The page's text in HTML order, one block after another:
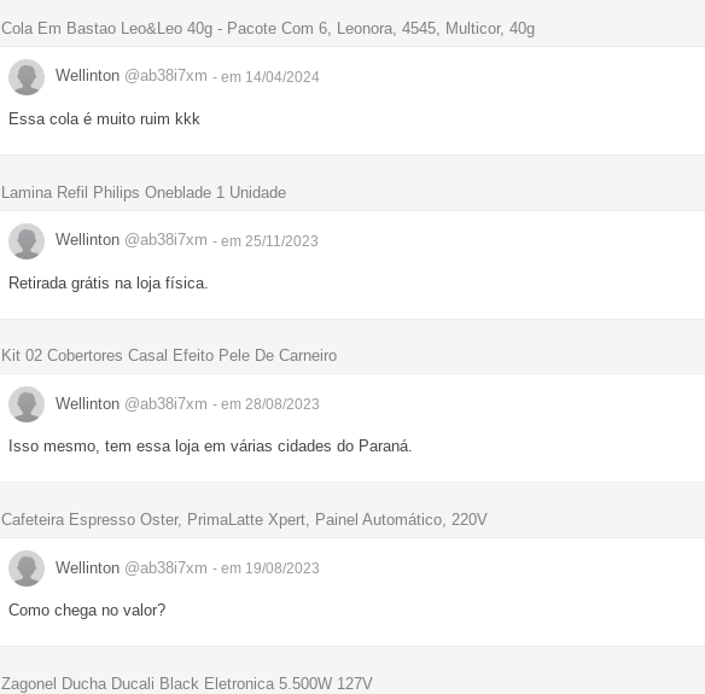
Cola Em Bastao Leo&Leo 40g - Pacote Com 6, Leonora, 4545, Multicor, 40g
Wellinton @ab38i7xm - em 14/04/2024
Essa cola é muito ruim kkk
Lamina Refil Philips Oneblade 1 Unidade
Wellinton @ab38i7xm - em 25/11/2023
Retirada grátis na loja física.
Kit 02 Cobertores Casal Efeito Pele De Carneiro
Wellinton @ab38i7xm - em 28/08/2023
Isso mesmo, tem essa loja em várias cidades do Paraná.
Cafeteira Espresso Oster, PrimaLatte Xpert, Painel Automático, 220V
Wellinton @ab38i7xm - em 19/08/2023
Como chega no valor?
Zagonel Ducha Ducali Black Eletronica 5.500W 127V